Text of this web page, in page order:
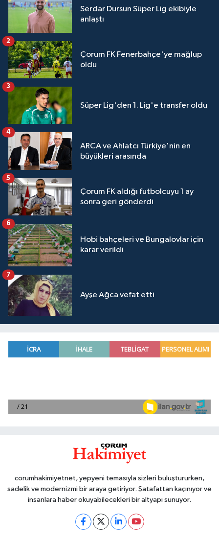
Serdar Dursun Süper Lig ekibiyle
anlaştı
Çorum FK Fenerbahçe'ye mağlup
oldu
2
Süper Lig'den 1. Lig'e transfer oldu
3
ARCA ve Ahlatcı Türkiye'nin en
büyükleri arasında
4
Çorum FK aldığı futbolcuyu 1 ay
sonra geri gönderdi
5
Hobi bahçeleri ve Bungalovlar için
karar verildi
6
Ayşe Ağca vefat etti
7
corumhakimiyetnet, yepyeni temasıyla sizleri buluştururken,
sadelik ve modernizmi bir araya getiriyor. Şatafattan kaçınıyor ve
insanlara haber okuyabilecekleri bir altyapı sunuyor.